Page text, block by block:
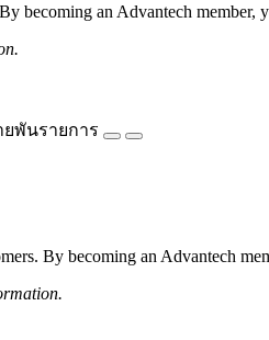
becoming an Advantech
พันรายการ
By becoming an Advantech